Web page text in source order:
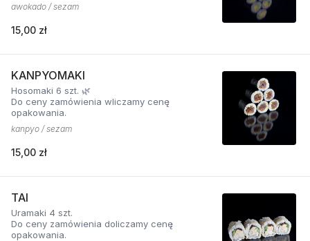
awokado / sezam
15,00 zł
KANPYOMAKI
Hosomaki 6 szt. 🌿
Do ceny zamówienia wliczamy cenę
opakowania.
kanpyo / sezam
15,00 zł
TAI
Uramaki 4 szt.
Do ceny zamówienia doliczamy cenę
opakowania.